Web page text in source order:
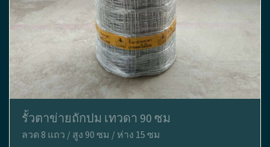
รั้วตาข่ายถักปม เทวดา 90 ซม
ลวด 8 แถว / สูง 90 ซม / ห่าง 15 ซม